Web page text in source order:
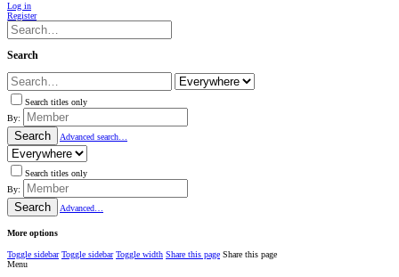
Log in
Register
Search
Search titles only
By:
Search Advanced search…
Search titles only
By:
Search Advanced…
More options
Toggle sidebar Toggle sidebar Toggle width Share this page Share this page
Menu